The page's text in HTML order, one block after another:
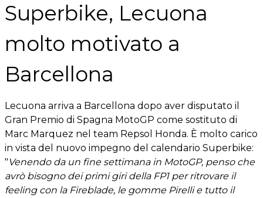
Superbike, Lecuona
molto motivato a
Barcellona
Lecuona arriva a Barcellona dopo aver disputato il
Gran Premio di Spagna MotoGP come sostituto di
Marc Marquez nel team Repsol Honda. È molto carico
in vista del nuovo impegno del calendario Superbike:
" Venendo da un fine settimana in MotoGP, penso che
avrò bisogno dei primi giri della FP1 per ritrovare il
feeling con la Fireblade, le gomme Pirelli e tutto il